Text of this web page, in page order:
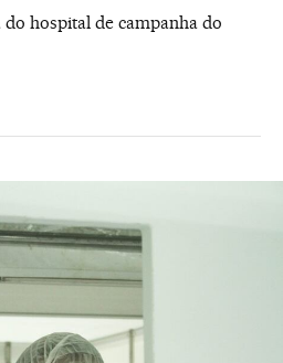
hospital de campanha do